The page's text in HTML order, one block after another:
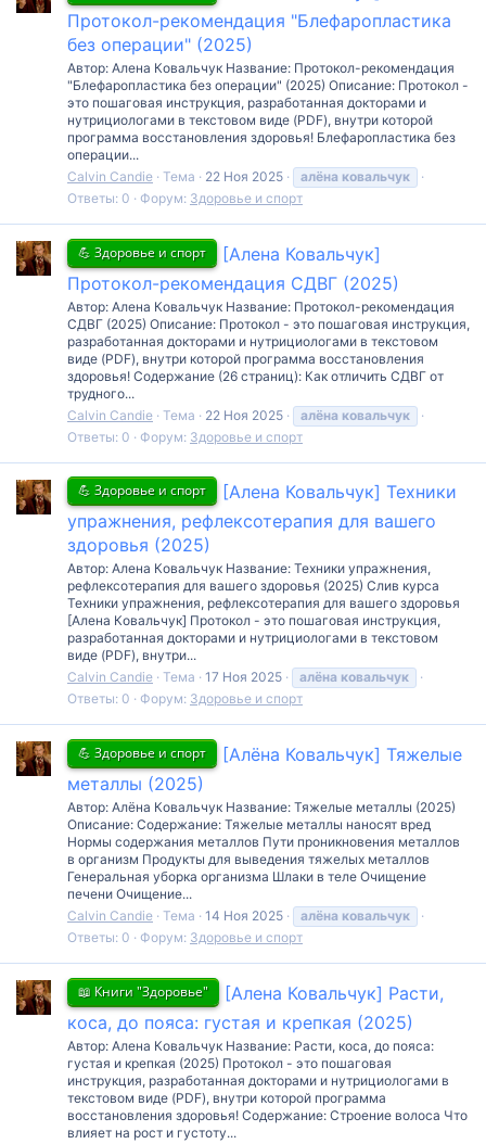
Протокол-рекомендация "Блефаропластика
без операции" (2025)
Автор: Алена Ковальчук Название: Протокол-рекомендация
"Блефаропластика без операции" (2025) Описание: Протокол -
это пошаговая инструкция, разработанная докторами и
нутрициологами в текстовом виде (PDF), внутри которой
программа восстановления здоровья! Блефаропластика без
операции...
Calvin Candie Тема 22 Ноя 2025 алёна ковальчук
Ответы: 0
Форум: Здоровье и спорт
💪 Здоровье и спорт
[Алена Ковальчук]
Протокол-рекомендация СДВГ (2025)
Автор: Алена Ковальчук Название: Протокол-рекомендация
СДВГ (2025) Описание: Протокол - это пошаговая инструкция,
разработанная докторами и нутрициологами в текстовом
виде (PDF), внутри которой программа восстановления
здоровья! Содержание (26 страниц): Как отличить СДВГ от
трудного...
Calvin Candie Тема 22 Ноя 2025 алёна ковальчук
Ответы: 0
Форум: Здоровье и спорт
💪 Здоровье и спорт
[Алена Ковальчук] Техники
упражнения, рефлексотерапия для вашего
здоровья (2025)
Автор: Алена Ковальчук Название: Техники упражнения,
рефлексотерапия для вашего здоровья (2025) Слив курса
Техники упражнения, рефлексотерапия для вашего здоровья
[Алена Ковальчук] Протокол - это пошаговая инструкция,
разработанная докторами и нутрициологами в текстовом
виде (PDF), внутри...
Calvin Candie Тема 17 Ноя 2025 алёна ковальчук
Ответы: 0
Форум: Здоровье и спорт
💪 Здоровье и спорт
[Алёна Ковальчук] Тяжелые
металлы (2025)
Автор: Алёна Ковальчук Название: Тяжелые металлы (2025)
Описание: Содержание: Тяжелые металлы наносят вред
Нормы содержания металлов Пути проникновения металлов
в организм Продукты для выведения тяжелых металлов
Генеральная уборка организма Шлаки в теле Очищение
печени Очищение...
Calvin Candie Тема 14 Ноя 2025 алёна ковальчук
Ответы: 0
Форум: Здоровье и спорт
📖 Книги "Здоровье"
[Алена Ковальчук] Расти,
коса, до пояса: густая и крепкая (2025)
Автор: Алена Ковальчук Название: Расти, коса, до пояса:
густая и крепкая (2025) Протокол - это пошаговая
инструкция, разработанная докторами и нутрициологами в
текстовом виде (PDF), внутри которой программа
восстановления здоровья! Содержание: Строение волоса Что
влияет на рост и густоту...